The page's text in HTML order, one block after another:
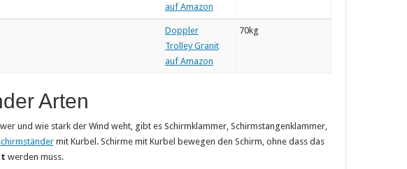
auf Amazon
Doppler
Trolley Granit
auf Amazon
70kg
Arten
und wie stark der Wind weht, gibt es Schirmklammer, Schirmstangenklammer,
mit Kurbel. Schirme mit Kurbel bewegen den Schirm, ohne dass das
werden muss.